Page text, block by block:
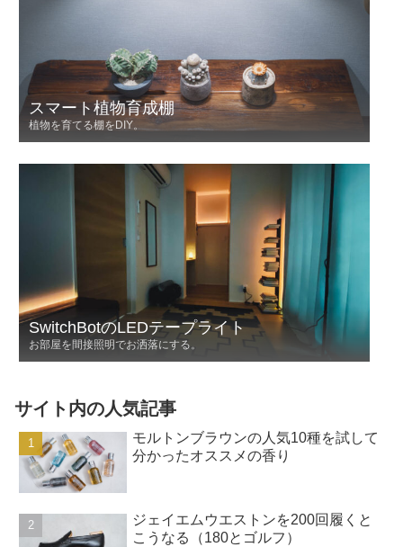
スマート植物育成棚
植物を育てる棚をDIY。
SwitchBotのLEDテープライト
お部屋を間接照明でお洒落にする。
サイト内の人気記事
モルトンブラウンの人気10種を試して
分かったオススメの香り
ジェイエムウエストンを200回履くと
こうなる（180とゴルフ）